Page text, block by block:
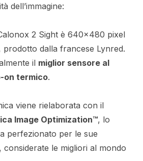
dell’immagine:
2 Sight è 640×480 pixel
prodotto dalla francese Lynred.
il miglior sensore al
on termico.
viene rielaborata con il
Image Optimization™, lo
perfezionato per le sue
considerate le migliori al mondo